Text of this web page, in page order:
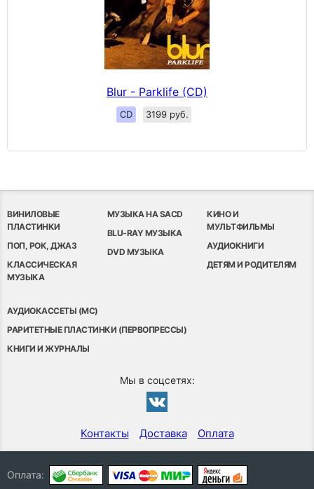
Blur - Parklife (CD)
CD 3199 руб.
ВИНИЛОВЫЕ
ПЛАСТИНКИ
ПОП, РОК, ДЖАЗ
КЛАССИЧЕСКАЯ
МУЗЫКА
МУЗЫКА НА SACD
BLU-RAY МУЗЫКА
DVD МУЗЫКА
КИНО И
МУЛЬТФИЛЬМЫ
АУДИОКНИГИ
ДЕТЯМ И РОДИТЕЛЯМ
АУДИОКАССЕТЫ (MC)
РАРИТЕТНЫЕ ПЛАСТИНКИ (ПЕРВОПРЕССЫ)
КНИГИ И ЖУРНАЛЫ
Мы в соцсетях:
Контакты Доставка Оплата
Оплата: